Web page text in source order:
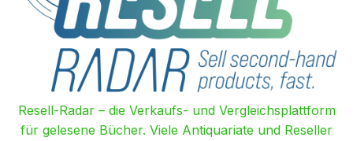
Resell-Radar – die Verkaufs- und Vergleichsplattform
für gelesene Bücher. Viele Antiquariate und Reseller